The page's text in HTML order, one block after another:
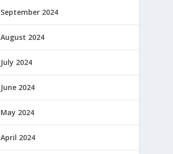
September 2024
August 2024
July 2024
June 2024
May 2024
April 2024